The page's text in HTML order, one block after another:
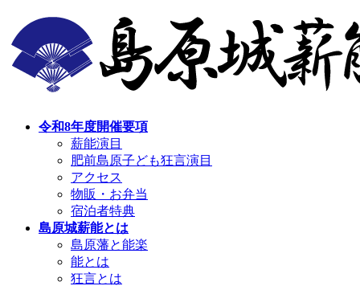
ン
テ
ン
ビ
ゲ
ー
令和8年度開催要項
薪能演目
肥前島原子ども狂言演目
アクセス
物販・お弁当
宿泊者特典
島原城薪能とは
島原藩と能楽
能とは
狂言とは